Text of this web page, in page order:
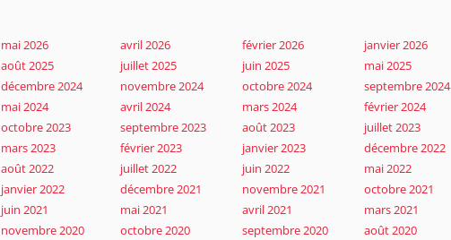
mai 2026 avril 2026 février 2026 janvier 2026
août 2025 juillet 2025 juin 2025 mai 2025
décembre 2024 novembre 2024 octobre 2024 septembre 2024
mai 2024 avril 2024 mars 2024 février 2024
octobre 2023 septembre 2023 août 2023 juillet 2023
mars 2023 février 2023 janvier 2023 décembre 2022
août 2022 juillet 2022 juin 2022 mai 2022
janvier 2022 décembre 2021 novembre 2021 octobre 2021
juin 2021 mai 2021 avril 2021 mars 2021
novembre 2020 octobre 2020 septembre 2020 août 2020